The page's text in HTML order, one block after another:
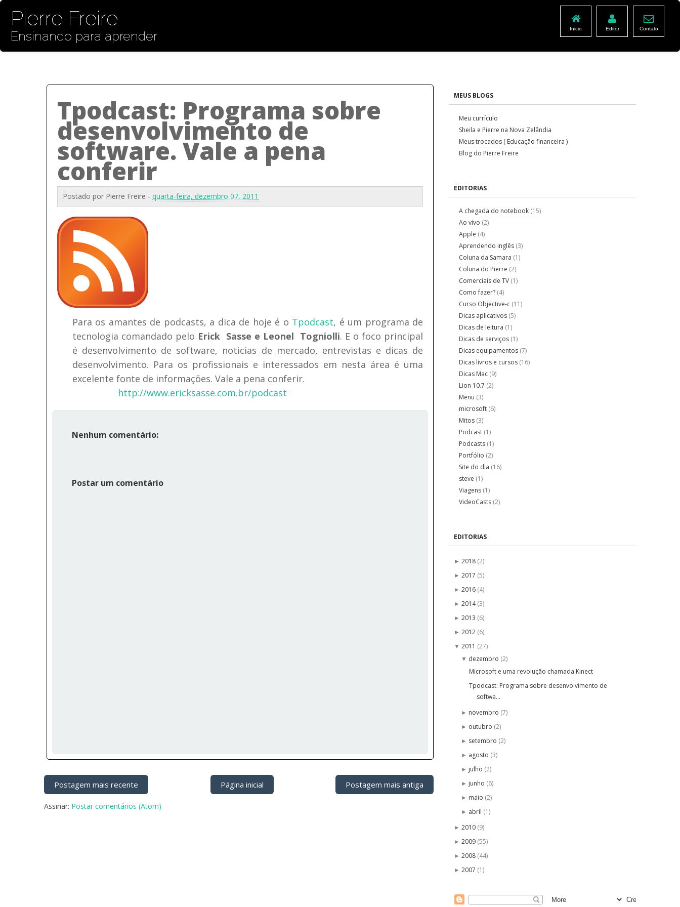
Pierre Freire
Ensinando para aprender Inicio Editor Contato
Tpodcast: Programa sobre
desenvolvimento de
software. Vale a pena
conferir
Postado por Pierre Freire - quarta-feira, dezembro 07, 2011
Para os amantes de podcasts, a dica de hoje é o Tpodcast, é um programa de
tecnologia comandado pelo Erick Sasse e Leonel Togniolli. E o foco principal
é desenvolvimento de software, noticias de mercado, entrevistas e dicas de
desenvolvimento. Para os profissionais e interessados em nesta área é uma
excelente fonte de informações. Vale a pena conferir.
http://www.ericksasse.com.br/podcast
Nenhum comentário:
Postar um comentário
Postagem mais recente Postagem mais antiga
Página inicial
Assinar: Postar comentários (Atom)
MEUS BLOGS
Meu currículo
Sheila e Pierre na Nova Zelândia
Meus trocados ( Educação financeira )
Blog do Pierre Freire
EDITORIAS
A chegada do notebook (15)
Ao vivo (2)
Apple (4)
Aprendendo inglês (3)
Coluna da Samara (1)
Coluna do Pierre (2)
Comerciais de TV (1)
Como fazer? (4)
Curso Objective-c (11)
Dicas aplicativos (5)
Dicas de leitura (1)
Dicas de serviços (1)
Dicas equipamentos (7)
Dicas livros e cursos (16)
Dicas Mac (9)
Lion 10.7 (2)
Menu (3)
microsoft (6)
Mitos (3)
Podcast (1)
Podcasts (1)
Portfólio (2)
Site do dia (16)
steve (1)
Viagens (1)
VideoCasts (2)
EDITORIAS
► 2018 (2)
► 2017 (5)
► 2016 (4)
► 2014(3)
► 2013 (6)
► 2012 (6)
▼ 2011 (27)
▼ dezembro (2)
Microsoft e uma revolução chamada Kinect
Tpodcast: Programa sobre desenvolvimento de
softwa...
► novembro (7)
► outubro (2)
► setembro (2)
► agosto (3)
► julho (2)
► junho (6)
► maio (2)
► abril (1)
► 2010 (9)
► 2009 (55)
► 2008 (44)
► 2007 (1)